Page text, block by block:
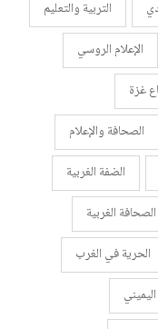
التربية والتعليم
الإعلام الروسي
غزة
الصحافة والإعلام
الضفة الغربية
الصحافة الغربية
الحرية في الغرب
اليميني